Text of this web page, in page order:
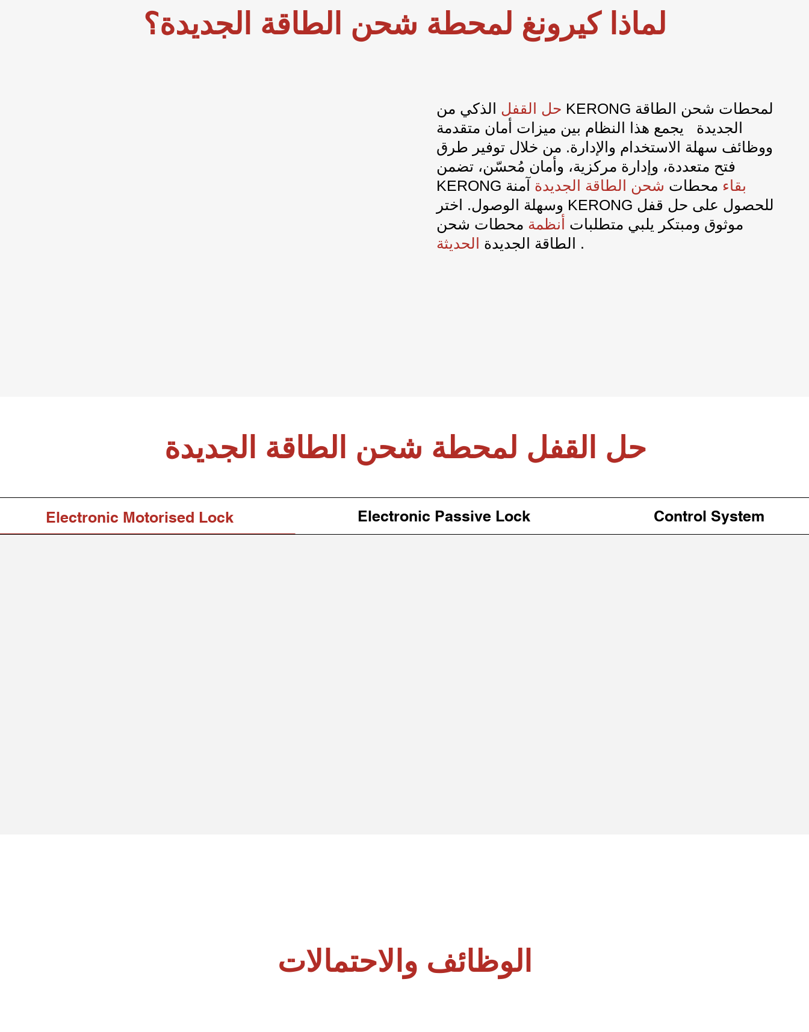
لماذا كيرونغ لمحطة شحن الطاقة الجديدة؟
حل القفل الذكي من KERONG لمحطات شحن
الطاقة
الجديدة
يجمع هذا النظام بين ميزات أمان متقدمة
ووظائف سهلة الاستخدام والإدارة. من خلال توفير طرق
فتح متعددة، وإدارة مركزية، وأمان مُحسّن، تضمن
KERONG
بقاء محطات شحن الطاقة الجديدة آمنة
وسهلة الوصول. اختر KERONG للحصول على حل قفل
موثوق ومبتكر يلبي متطلبات أنظمة محطات شحن
الطاقة الجديدة
.
حل القفل لمحطة شحن الطاقة الجديدة
Electronic Motorised Lock Electronic Passive Lock Control System
الوظائف والاحتمالات